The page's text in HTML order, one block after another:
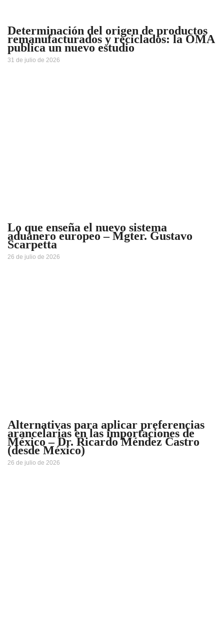
Determinación del origen de productos
remanufacturados y reciclados: la OMA
publica un nuevo estudio
31 de julio de 2026
Lo que enseña el nuevo sistema
aduanero europeo – Mgter. Gustavo
Scarpetta
26 de julio de 2026
Alternativas para aplicar preferencias
arancelarias en las importaciones de
México – Dr. Ricardo Méndez Castro
(desde México)
26 de julio de 2026